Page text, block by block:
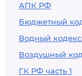
АПК РФ
Бюджетный
Водный
Воздушный
ГК РФ часть 1